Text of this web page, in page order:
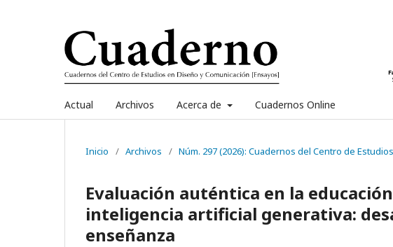
Actual Archivos Acerca de Cuadernos Online
Inicio / Archivos / Núm. 297 (2026): Cuadernos del Centro de
Evaluación auténtica en la
inteligencia artificial generativa:
enseñanza